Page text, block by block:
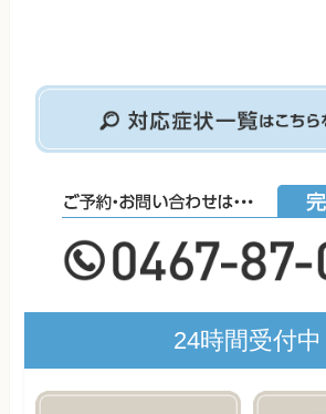
24時間受付中